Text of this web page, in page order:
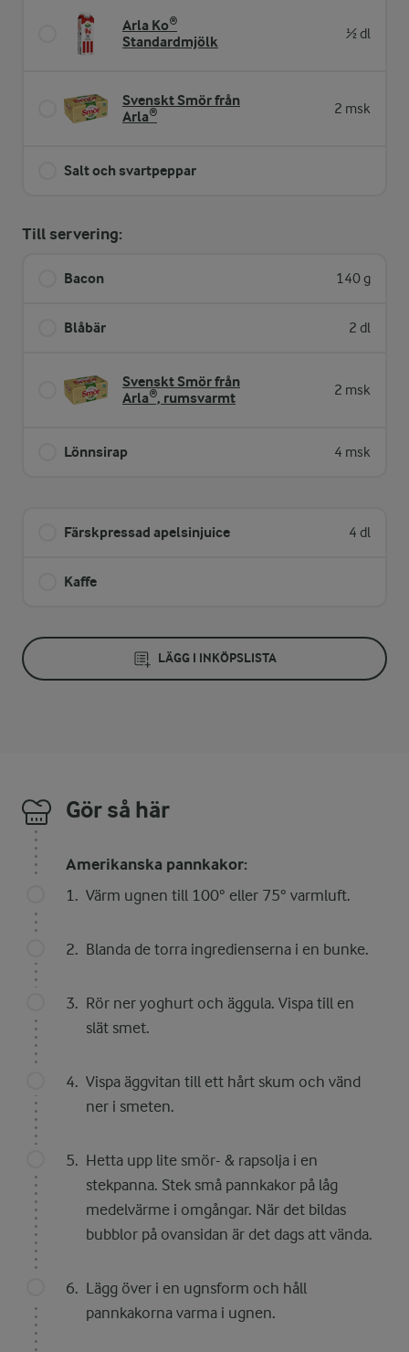
Arla Ko®
Standardmjölk
½ dl
Svenskt Smör från
Arla®
2 msk
Salt och svartpeppar
Till servering:
Bacon 140 g
Blåbär 2 dl
Svenskt Smör från
Arla®, rumsvarmt
2 msk
Lönnsirap 4 msk
Färskpressad apelsinjuice 4 dl
Kaffe
LÄGG I INKÖPSLISTA
Gör så här
Amerikanska pannkakor:
Värm ugnen till 100° eller 75° varmluft.
Blanda de torra ingredienserna i en bunke.
Rör ner yoghurt och äggula. Vispa till en
slät smet.
Vispa äggvitan till ett hårt skum och vänd
ner i smeten.
Hetta upp lite smör- & rapsolja i en
stekpanna. Stek små pannkakor på låg
medelvärme i omgångar. När det bildas
bubblor på ovansidan är det dags att vända.
Lägg över i en ugnsform och håll
pannkakorna varma i ugnen.